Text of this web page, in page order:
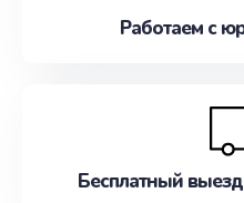
Работаем с
Бесплатный